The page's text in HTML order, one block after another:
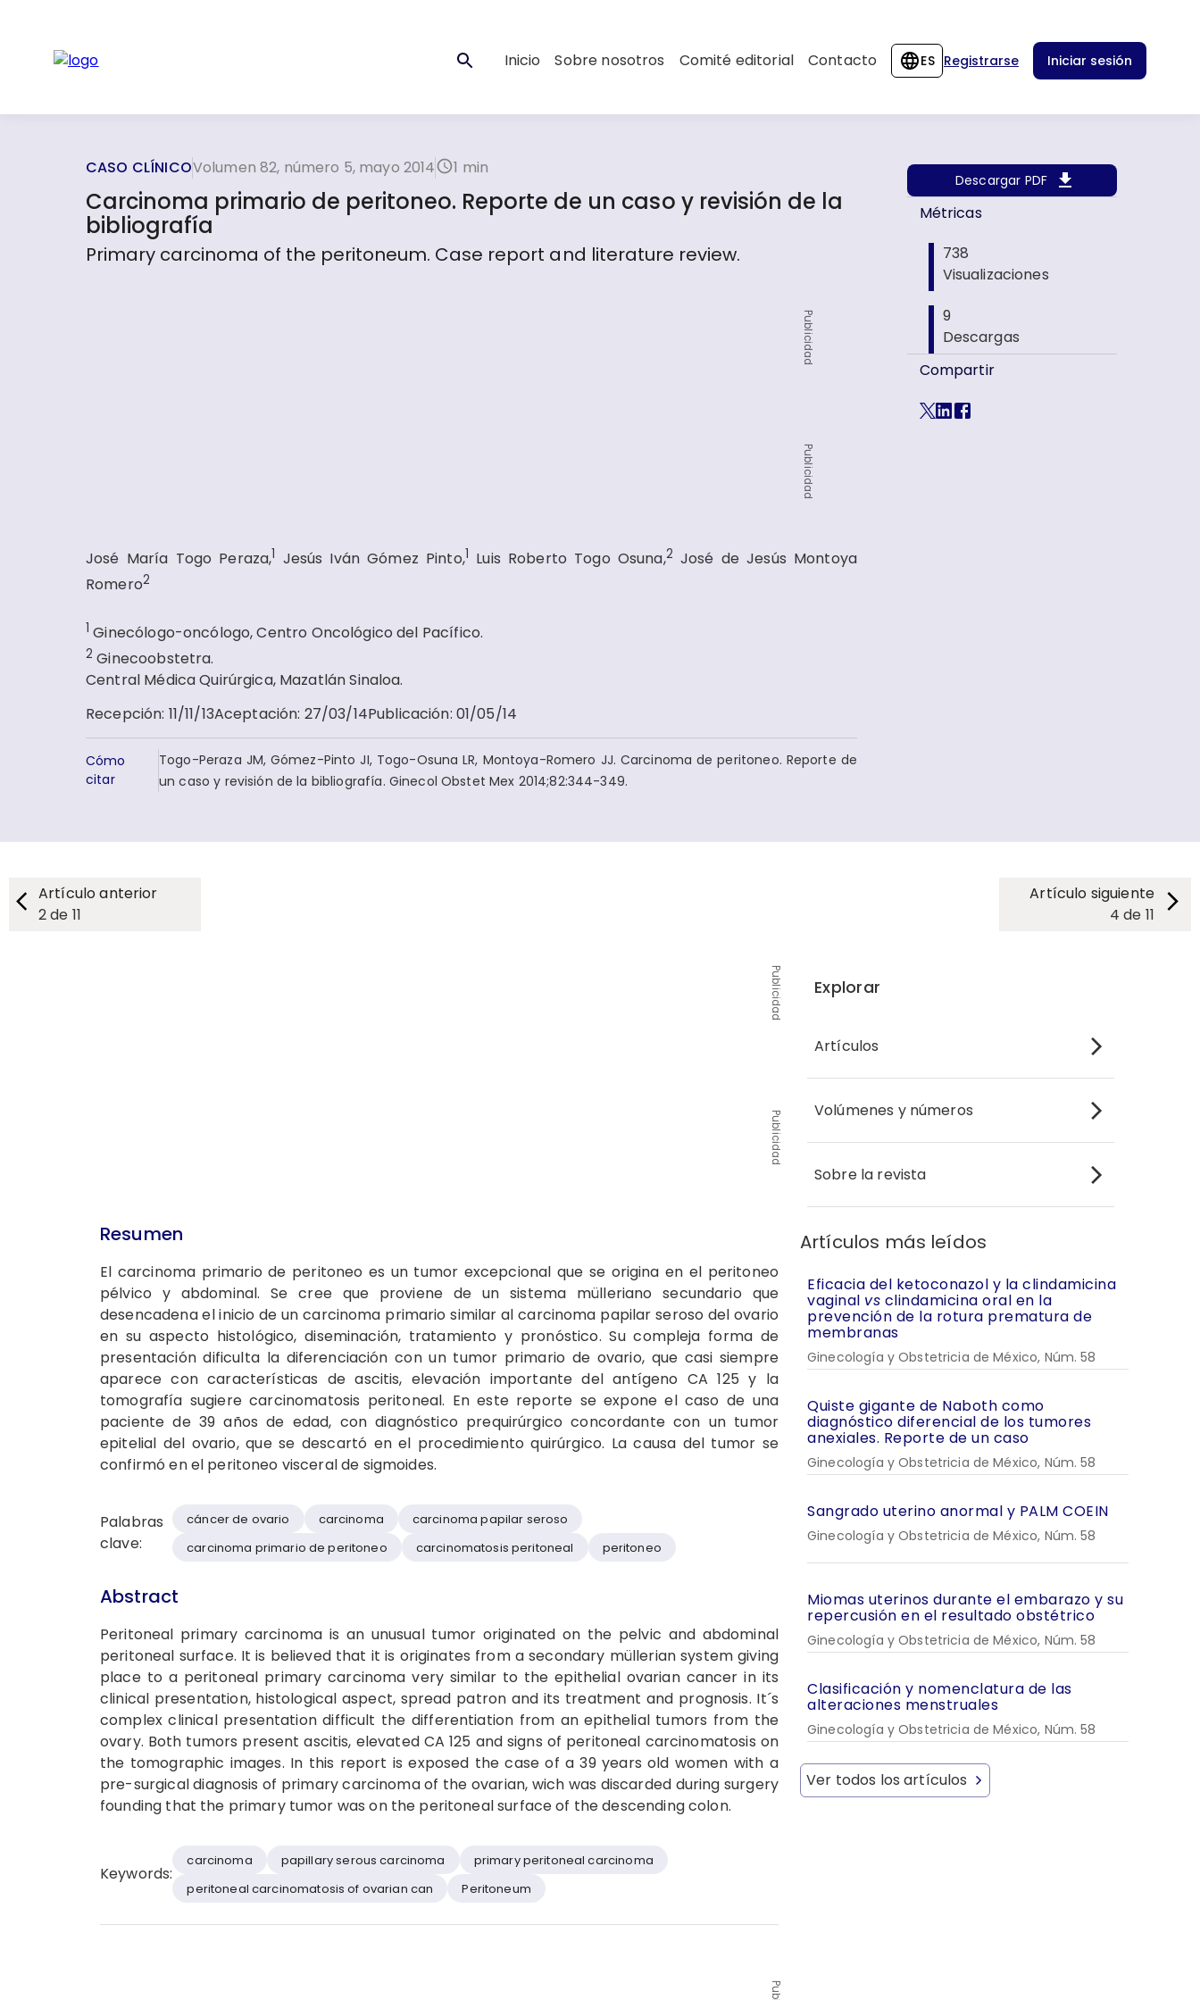
Inicio Sobre nosotros Comité editorial Contacto ES Registrarse Iniciar sesión
CASO CLÍNICOVolumen 82, número 5, mayo 2014 1 min
Carcinoma primario de peritoneo. Reporte de un caso y revisión de la
bibliografía
Primary carcinoma of the peritoneum. Case report and literature review.
Publicidad
Publicidad
José María Togo Peraza,1 Jesús Iván Gómez Pinto,1 Luis Roberto Togo Osuna,2 José de Jesús Montoya
Romero2
1Ginecólogo-oncólogo, Centro Oncológico del Pacífico.
2Ginecoobstetra.
Central Médica Quirúrgica, Mazatlán Sinaloa.
Recepción: 11/11/13Aceptación: 27/03/14Publicación: 01/05/14
Cómo
citar
Togo-Peraza JM, Gómez-Pinto JI, Togo-Osuna LR, Montoya-Romero JJ. Carcinoma de peritoneo. Reporte de
un caso y revisión de la bibliografía. Ginecol Obstet Mex 2014;82:344-349.
Descargar PDF
Métricas
738
Visualizaciones
9
Descargas
Compartir
Artículo anterior
2de 11
Artículo siguiente
4 de 11
Publicidad
Publicidad
Resumen
El carcinoma primario de peritoneo es un tumor excepcional que se origina en el peritoneo
pélvico y abdominal. Se cree que proviene de un sistema mülleriano secundario que
desencadena el inicio de un carcinoma primario similar al carcinoma papilar seroso del ovario
en su aspecto histológico, diseminación, tratamiento y pronóstico. Su compleja forma de
presentación dificulta la diferenciación con un tumor primario de ovario, que casi siempre
aparece con características de ascitis, elevación importante del antígeno CA 125 y la
tomografía sugiere carcinomatosis peritoneal. En este reporte se expone el caso de una
paciente de 39 años de edad, con diagnóstico prequirúrgico concordante con un tumor
epitelial del ovario, que se descartó en el procedimiento quirúrgico. La causa del tumor se
confirmó en el peritoneo visceral de sigmoides.
Palabras
clave:
cáncer de ovario carcinoma
carcinoma papilar seroso
carcinoma primario de peritoneo
carcinomatosis peritoneal peritoneo
Abstract
Peritoneal primary carcinoma is an unusual tumor originated on the pelvic and abdominal
peritoneal surface. It is believed that it is originates from a secondary müllerian system giving
place to a peritoneal primary carcinoma very similar to the epithelial ovarian cancer in its
clinical presentation, histological aspect, spread patron and its treatment and prognosis. It´s
complex clinical presentation difficult the differentiation from an epithelial tumors from the
ovary. Both tumors present ascitis, elevated CA 125 and signs of peritoneal carcinomatosis on
the tomographic images. In this report is exposed the case of a 39 years old women with a
pre-surgical diagnosis of primary carcinoma of the ovarian, wich was discarded during surgery
founding that the primary tumor was on the peritoneal surface of the descending colon.
Keywords:
carcinoma papillary serous carcinoma
primary peritoneal carcinoma
peritoneal carcinomatosis of ovarian can
Peritoneum
Explorar
Artículos
Volúmenes y números
Sobre la revista
Artículos más leídos
Eficacia del ketoconazol y la clindamicina
vaginal vs clindamicina oral en la
prevención de la rotura prematura de
membranas
Ginecología y Obstetricia de México, Núm. 58
Quiste gigante de Naboth como
diagnóstico diferencial de los tumores
anexiales. Reporte de un caso
Ginecología y Obstetricia de México, Núm. 58
Sangrado uterino anormal y PALM COEIN
Ginecología y Obstetricia de México, Núm. 58
Miomas uterinos durante el embarazo y su
repercusión en el resultado obstétrico
Ginecología y Obstetricia de México, Núm. 58
Clasificación y nomenclatura de las
alteraciones menstruales
Ginecología y Obstetricia de México, Núm. 58
Ver todos los artículos